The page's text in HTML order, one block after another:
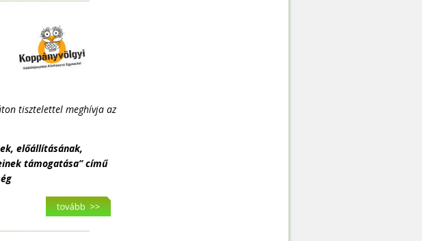
tisztelettel meghívja az
előállításának,
támogatása” című